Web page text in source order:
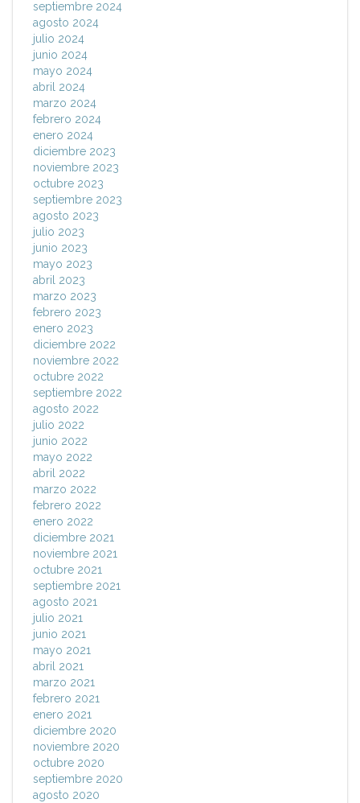
septiembre 2024
agosto 2024
julio 2024
junio 2024
mayo 2024
abril 2024
marzo 2024
febrero 2024
enero 2024
diciembre 2023
noviembre 2023
octubre 2023
septiembre 2023
agosto 2023
julio 2023
junio 2023
mayo 2023
abril 2023
marzo 2023
febrero 2023
enero 2023
diciembre 2022
noviembre 2022
octubre 2022
septiembre 2022
agosto 2022
julio 2022
junio 2022
mayo 2022
abril 2022
marzo 2022
febrero 2022
enero 2022
diciembre 2021
noviembre 2021
octubre 2021
septiembre 2021
agosto 2021
julio 2021
junio 2021
mayo 2021
abril 2021
marzo 2021
febrero 2021
enero 2021
diciembre 2020
noviembre 2020
octubre 2020
septiembre 2020
agosto 2020